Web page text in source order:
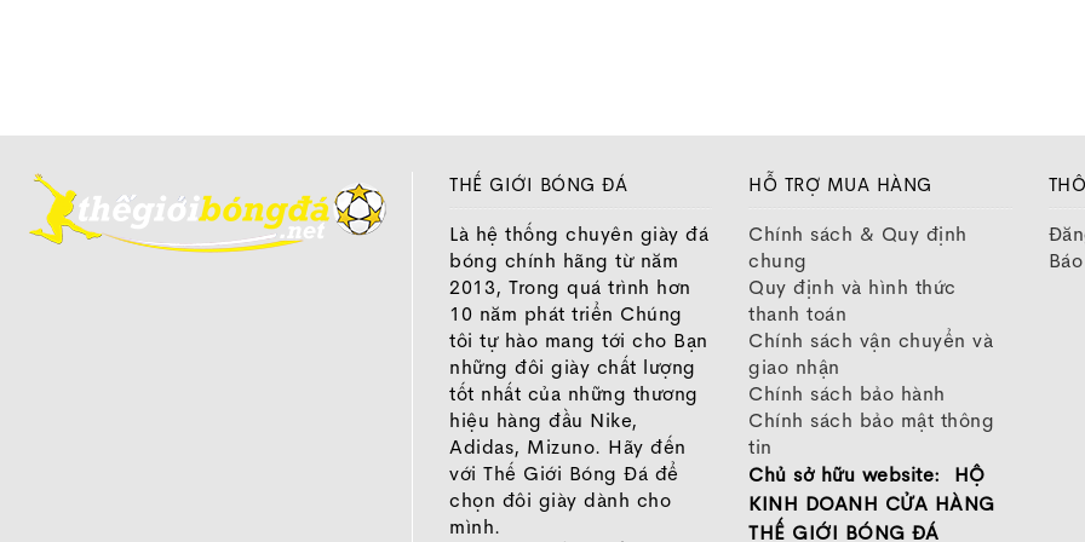
Trên bộ đế của mình, Nike Pegasus cũng được nâng cấp với
hảo hơn so với dòng Pegasus 37.
chạy trên đường đất bụi.
Về phần đệm midsole, Nike đã áp dụng công nghệ đế trứ danh
giúp tăng khả năng bứt tốc và tạo cho bàn chân sự thoải mái tuyệt
giống như một lớp đệm giúp nâng đỡ phần lòng bàn chân, hấp
biệt là với phần đệm lót được thêm vào phần bàn chân trước, bàn
mang giày.
Phần đế ngoài được thiết kế dưới dạng Waffle với phần cao su
năng hấp thụ phản lực của đôi giày. Ngoài ra, thiết kế phần rãnh
THẾ GIỚI BÓNG ĐÁ
Là hệ thống chuyên giày đá
bóng chính hãng từ năm
2013, Trong quá trình hơn
10 năm phát triển Chúng
tôi tự hào mang tới cho Bạn
những đôi giày chất lượng
tốt nhất của những thương
hiệu hàng đầu Nike,
Adidas, Mizuno. Hãy đến
với Thế Giới Bóng Đá để
chọn đôi giày dành cho
mình.
HỖ TRỢ MUA HÀNG
Chính sách & Quy định
chung
Quy định và hình thức
thanh toán
Chính sách vận chuyển và
giao nhận
Chính sách bảo hành
Chính sách bảo mật thông
tin
Chủ sở hữu website: HỘ
KINH DOANH CỬA HÀNG
THẾ GIỚI BÓNG ĐÁ